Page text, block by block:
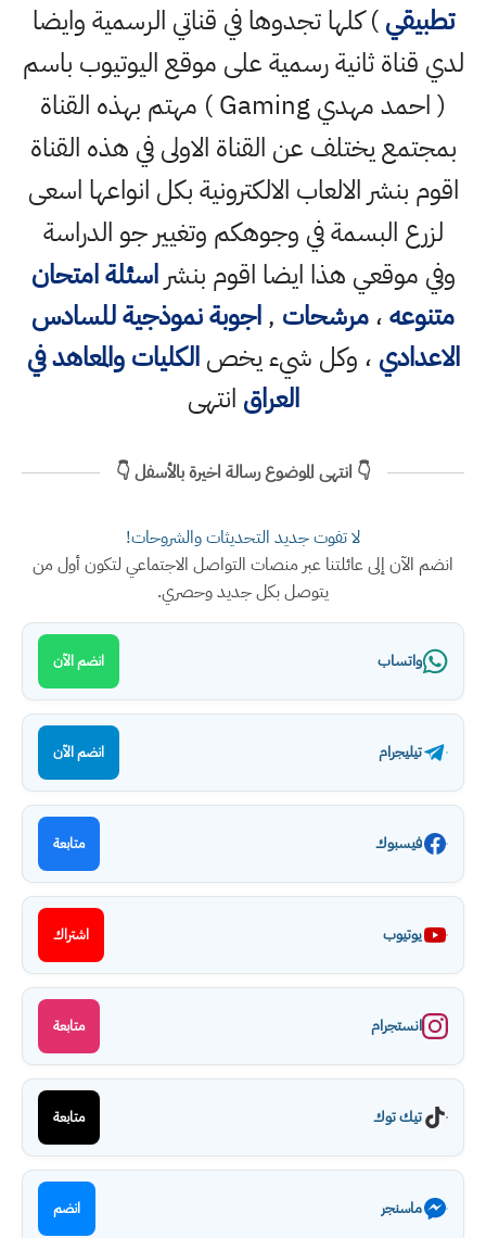
تطبيقي) كلها تجدوها في قناتي الرسمية وايضا
لدي قناة ثانية رسمية على موقع اليوتيوب باسم
( احمد مهدي Gaming ) مهتم بهذه القناة
بمجتمع يختلف عن القناة الاولى في هذه القناة
اقوم بنشر الالعاب الالكترونية بكل انواعها اسعى
لزرع البسمة في وجوهكم وتغيير جو الدراسة
وفي موقعي هذا ايضا اقوم بنشراسئلة امتحان
متنوعه،مرشحات ,اجوبة نموذجية للسادس
الاعدادي ، وكل شيء يخصالكليات والمعاهد في
العراق انتهى
👇 انتهى الموضوع رسالة اخيرة بالأسفل 👇
لا تفوت جديد التحديثات والشروحات!
انضم الآن إلى عائلتنا عبر منصات التواصل الاجتماعي لتكون أول من
يتوصل بكل جديد وحصري.
واتساب انضم الآن
تيليجرام انضم الآن
فيسبوك متابعة
يوتيوب اشتراك
انستجرام متابعة
تيك توك متابعة
ماسنجر انضم